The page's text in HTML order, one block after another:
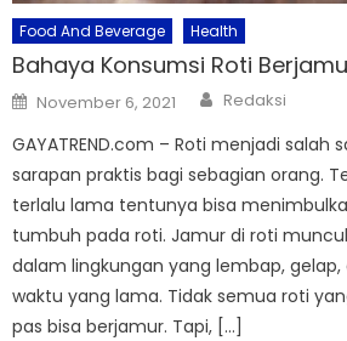
Food And Beverage Health
Bahaya Konsumsi Roti
Posted
on
November 6, 2021 Author
Redaksi
GAYATREND.com – Roti menjadi salah
sarapan praktis bagi sebagian orang.
terlalu lama tentunya bisa
tumbuh pada roti. Jamur di roti
dalam lingkungan yang lembap,
waktu yang lama. Tidak semua roti
pas bisa berjamur. Tapi, […]